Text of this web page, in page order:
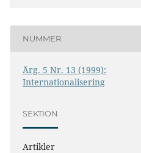
NUMMER
Årg. 5 Nr. 13 (1999):
Internationalisering
SEKTION
Artikler